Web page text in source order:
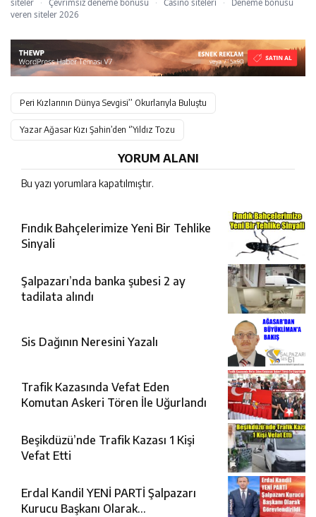
siteler
· Çevrimsiz deneme bonusu · Casino siteleri ·
Deneme bonusu
veren siteler 2026
Peri Kızlarının Dünya Sevgisi’’ Okurlarıyla Buluştu
Yazar Ağasar Kızı Şahin’den ‘’Yıldız Tozu
YORUM ALANI
Bu yazı yorumlara kapatılmıştır.
Fındık Bahçelerimize Yeni Bir Tehlike
Sinyali
Şalpazarı’nda banka şubesi 2 ay
tadilata alındı
Sis Dağının Neresini Yazalı
Trafik Kazasında Vefat Eden
Komutan Askeri Tören İle Uğurlandı
Beşikdüzü’nde Trafik Kazası 1 Kişi
Vefat Etti
Erdal Kandil YENİ PARTİ Şalpazarı
Kurucu Başkanı Olarak